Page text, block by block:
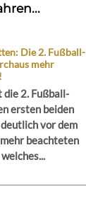
Die 2. Fußball-
mehr
2. Fußball-
ersten beiden
vor dem
beachteten